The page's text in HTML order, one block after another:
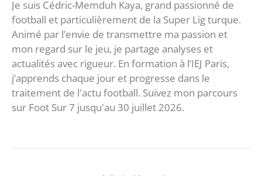
Je suis Cédric-Memduh Kaya, grand passionné de
football et particulièrement de la Super Lig turque.
Animé par l’envie de transmettre ma passion et
mon regard sur le jeu, je partage analyses et
actualités avec rigueur. En formation à l’IEJ Paris,
j’apprends chaque jour et progresse dans le
traitement de l'actu football. Suivez mon parcours
sur Foot Sur 7 jusqu'au 30 juillet 2026.